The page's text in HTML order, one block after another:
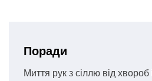
Поради
Миття рук з сіллю від хвороб